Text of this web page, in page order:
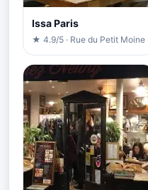
Issa Paris
★ 4.9/5 · Rue du Petit Moine